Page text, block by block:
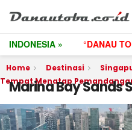
INDONESIA » °DANAU
Home Destinasi
Tempat Menatap
Marina Bay Sands